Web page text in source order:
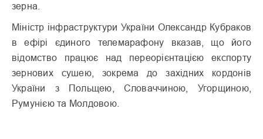
зерна.
Міністр інфраструктури України Олександр Кубраков
в ефірі єдиного телемарафону вказав, що його
відомство працює над переорієнтацією експорту
зернових сушею, зокрема до західних кордонів
України з Польщею, Словаччиною, Угорщиною,
Румунією та Молдовою.